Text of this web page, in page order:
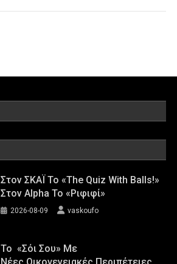
Στον ΣΚΑΪ Το «The Quiz With Balls!»
Στον Alpha Το «Ριφιφί»
2026-08-09 vaskoufo
Το «Σόι Σου» Με
Νέες Οικογενειακές Περιπέτειες